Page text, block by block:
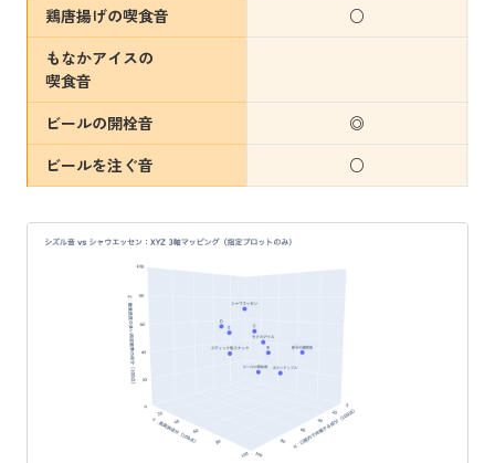
鶏唐揚げの喫食音
○
もなかアイスの
喫食音
ビールの開栓音
◎
ビールを注ぐ音
○